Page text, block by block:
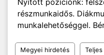
Nyitott pozíciónk:
részmunkaidős.
munkalehetőséggel.
Megyei hirdetés